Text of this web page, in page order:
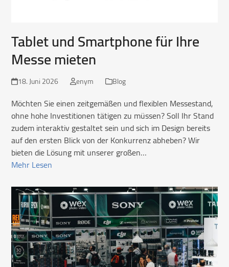
Tablet und Smartphone für Ihre
Messe mieten
18. Juni 2026 enym Blog
Möchten Sie einen zeitgemäßen und flexiblen Messestand,
ohne hohe Investitionen tätigen zu müssen? Soll Ihr Stand
zudem interaktiv gestaltet sein und sich im Design bereits
auf den ersten Blick von der Konkurrenz abheben? Wir
bieten die Lösung mit unserer großen…
Mehr Lesen